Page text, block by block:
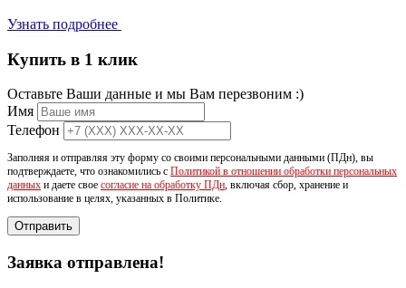
Узнать подробнее
Купить в 1 клик
Оставьте Ваши данные и мы Вам перезвоним :)
Имя
Телефон
Заполняя и отправляя эту форму со своими персональными данными (ПДн), вы
подтверждаете, что ознакомились с Политикой в отношении обработки персональных
данных и даете свое согласие на обработку ПДн, включая сбор, хранение и
использование в целях, указанных в Политике.
Отправить
Заявка отправлена!